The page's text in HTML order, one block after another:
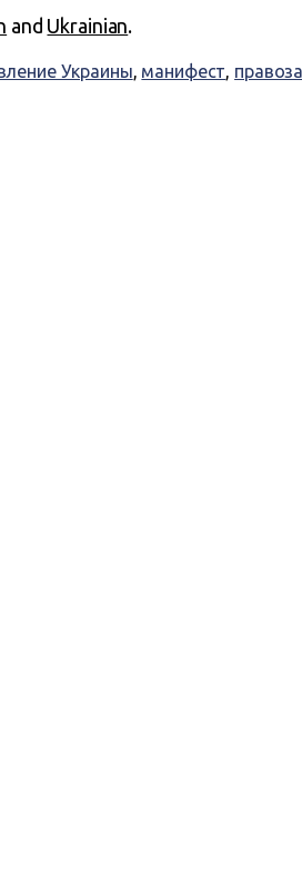
and Ukrainian.
Украины, манифест,